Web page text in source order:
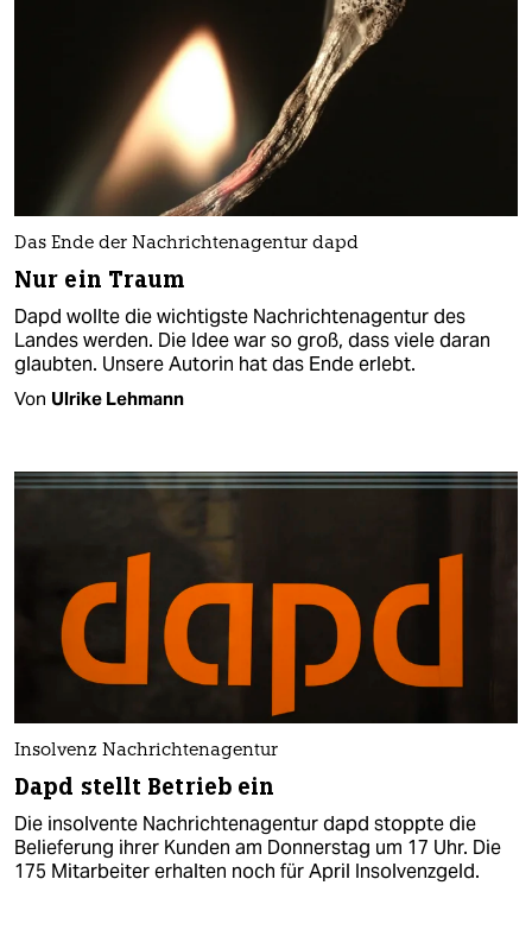
Das Ende der Nachrichtenagentur dapd
Nur ein Traum
Dapd wollte die wichtigste Nachrichtenagentur des
Landes werden. Die Idee war so groß, dass viele daran
glaubten. Unsere Autorin hat das Ende erlebt.
Von Ulrike Lehmann
Insolvenz Nachrichtenagentur
Dapd stellt Betrieb ein
Die insolvente Nachrichtenagentur dapd stoppte die
Belieferung ihrer Kunden am Donnerstag um 17 Uhr. Die
175 Mitarbeiter erhalten noch für April Insolvenzgeld.